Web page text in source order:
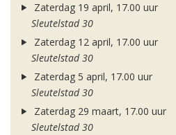
Zaterdag 19 april, 17.00 uur
Sleutelstad 30
Zaterdag 12 april, 17.00 uur
Sleutelstad 30
Zaterdag 5 april, 17.00 uur
Sleutelstad 30
Zaterdag 29 maart, 17.00 uur
Sleutelstad 30